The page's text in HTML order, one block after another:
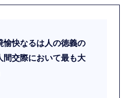
愉快なるは人の徳義の
間交際において最も大